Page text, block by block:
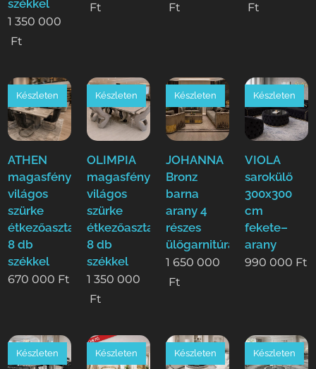
székkel
1 350 000
Ft
Ft
Ft
Ft
ATHEN
magasfényű
világos
szürke
étkezőasztal
8 db
székkel
Készleten
670 000 Ft
OLIMPIA
magasfényű
világos
szürke
étkezőasztal
8 db
székkel
Készleten
1 350 000
Ft
JOHANNA
Bronz
barna
arany 4
részes
ülőgarnitúra
Készleten
1 650 000
Ft
VIOLA
sarokülő
300x300
cm
fekete–
arany
Készleten
990 000 Ft
Készleten Készleten Készleten Készleten